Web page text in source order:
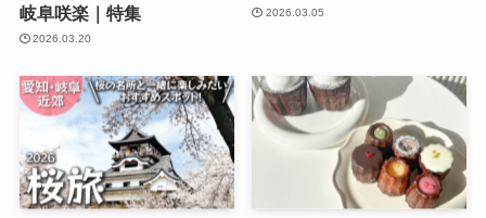
岐阜咲楽｜特集
2026.03.20
2026.03.05